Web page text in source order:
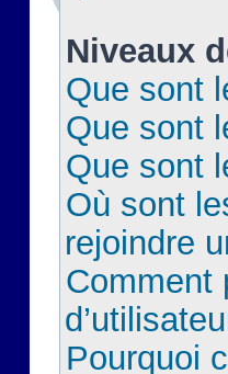
Niveaux
Que sont
Que sont
Que sont
Où sont
rejoindre
Comment
Pourquoi